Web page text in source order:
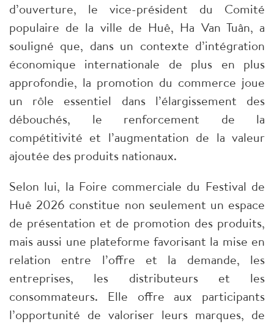
d’ouverture, le vice-président du Comité
populaire de la ville de Huê, Ha Van Tuân, a
souligné que, dans un contexte d’intégration
économique internationale de plus en plus
approfondie, la promotion du commerce joue
un rôle essentiel dans l’élargissement des
débouchés, le renforcement de la
compétitivité et l’augmentation de la valeur
ajoutée des produits nationaux.
Selon lui, la Foire commerciale du Festival de
Huê 2026 constitue non seulement un espace
de présentation et de promotion des produits,
mais aussi une plateforme favorisant la mise en
relation entre l’offre et la demande, les
entreprises, les distributeurs et les
consommateurs. Elle offre aux participants
l’opportunité de valoriser leurs marques, de